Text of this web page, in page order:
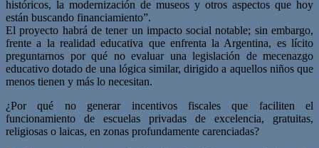
históricos, la modernización de museos y otros aspectos que hoy
están buscando financiamiento”.
El proyecto habrá de tener un impacto social notable; sin embargo,
frente a la realidad educativa que enfrenta la Argentina, es lícito
preguntarnos por qué no evaluar una legislación de mecenazgo
educativo dotado de una lógica similar, dirigido a aquellos niños que
menos tienen y más lo necesitan.
¿Por qué no generar incentivos fiscales que faciliten el
funcionamiento de escuelas privadas de excelencia, gratuitas,
religiosas o laicas, en zonas profundamente carenciadas?